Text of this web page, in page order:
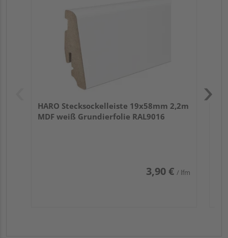
HARO Stecksockelleiste 19x58mm 2,2m
MDF weiß Grundierfolie RAL9016
3,90 € / lfm